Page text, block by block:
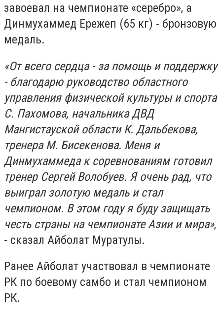
завоевал на чемпионате «серебро», а
Динмухаммед Ережеп (65 кг) - бронзовую
медаль.
«От всего сердца - за помощь и поддержку
- благодарю руководство областного
управления физической культуры и спорта
С. Пахомова, начальника ДВД
Мангистауской области К. Дальбекова,
тренера М. Бисекенова. Меня и
Динмухаммеда к соревнованиям готовил
тренер Сергей Волобуев. Я очень рад, что
выиграл золотую медаль и стал
чемпионом. В этом году я буду защищать
честь страны на чемпионате Азии и мира»,
- сказал Айболат Муратулы.
Ранее Айболат участвовал в чемпионате
РК по боевому самбо и стал чемпионом
РК.